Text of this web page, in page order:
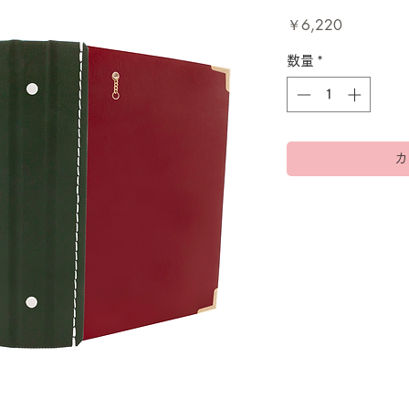
￥6,220価
数量 *